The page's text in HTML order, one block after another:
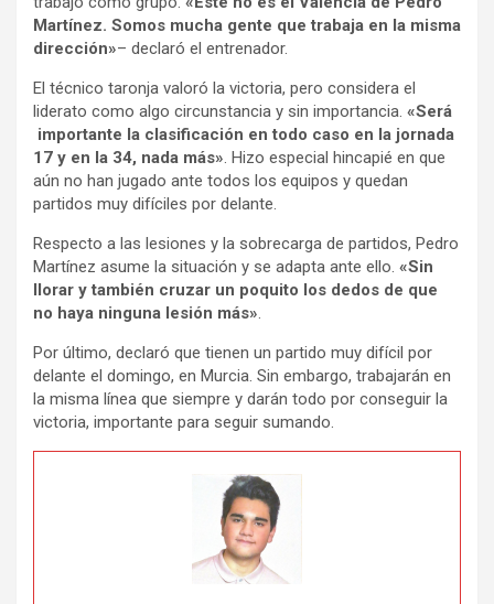
Martínez. Somos mucha gente que trabaja en la misma
dirección»– declaró el entrenador.
El técnico taronja valoró la victoria, pero considera el
liderato como algo circunstancia y sin importancia. «Será
importante la clasificación en todo caso en la jornada
17 y en la 34, nada más». Hizo especial hincapié en que
aún no han jugado ante todos los equipos y quedan
partidos muy difíciles por delante.
Respecto a las lesiones y la sobrecarga de partidos, Pedro
Martínez asume la situación y se adapta ante ello. «Sin
llorar y también cruzar un poquito los dedos de que
no haya ninguna lesión más».
Por último, declaró que tienen un partido muy difícil por
delante el domingo, en Murcia. Sin embargo, trabajarán en
la misma línea que siempre y darán todo por conseguir la
victoria, importante para seguir sumando.